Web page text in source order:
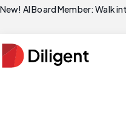
New! AI Board Member: Walk